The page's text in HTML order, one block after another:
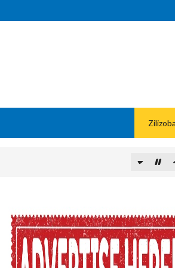
NCHINI
Mpaka Laana Ya Ardhi Ilipondolewa